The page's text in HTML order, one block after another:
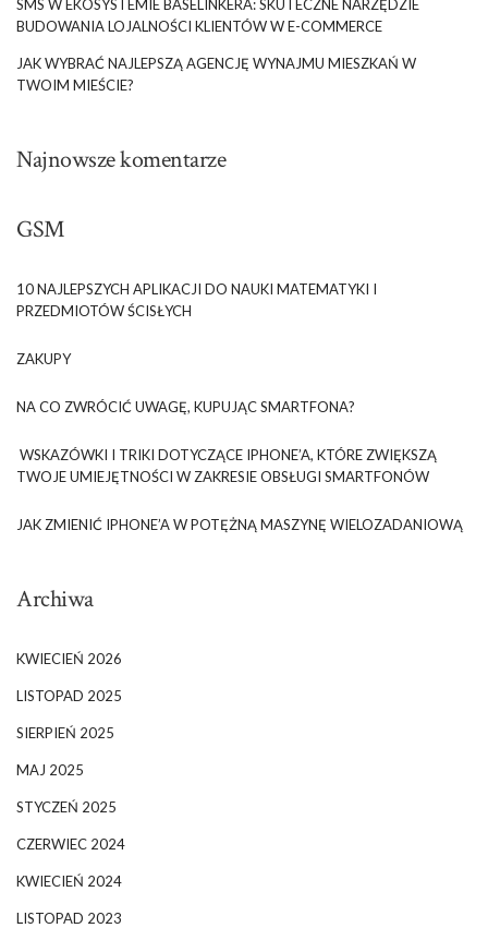
SMS W EKOSYSTEMIE BASELINKERA: SKUTECZNE NARZĘDZIE
BUDOWANIA LOJALNOŚCI KLIENTÓW W E-COMMERCE
JAK WYBRAĆ NAJLEPSZĄ AGENCJĘ WYNAJMU MIESZKAŃ W
TWOIM MIEŚCIE?
Najnowsze komentarze
GSM
10 NAJLEPSZYCH APLIKACJI DO NAUKI MATEMATYKI I
PRZEDMIOTÓW ŚCISŁYCH
ZAKUPY
NA CO ZWRÓCIĆ UWAGĘ, KUPUJĄC SMARTFONA?
WSKAZÓWKI I TRIKI DOTYCZĄCE IPHONE’A, KTÓRE ZWIĘKSZĄ
TWOJE UMIEJĘTNOŚCI W ZAKRESIE OBSŁUGI SMARTFONÓW
JAK ZMIENIĆ IPHONE’A W POTĘŻNĄ MASZYNĘ WIELOZADANIOWĄ
Archiwa
KWIECIEŃ 2026
LISTOPAD 2025
SIERPIEŃ 2025
MAJ 2025
STYCZEŃ 2025
CZERWIEC 2024
KWIECIEŃ 2024
LISTOPAD 2023